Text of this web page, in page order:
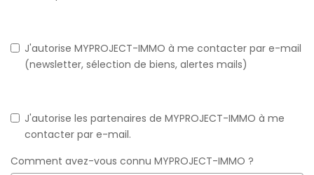
J'autorise MYPROJECT-IMMO à me contacter par e-mail
(newsletter, sélection de biens, alertes mails)
J'autorise les partenaires de MYPROJECT-IMMO à me
contacter par e-mail.
Comment avez-vous connu MYPROJECT-IMMO ?